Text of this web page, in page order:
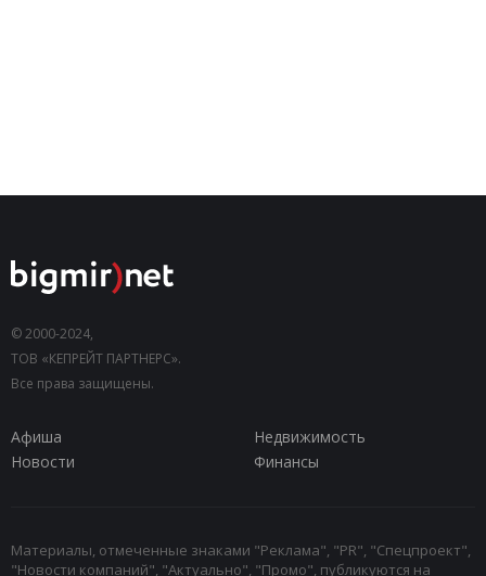
© 2000-2024,
ТОВ «КЕПРЕЙТ ПАРТНЕРС».
Все права защищены.
Афиша
Недвижимость
Новости
Финансы
Материалы, отмеченные знаками "Реклама", "PR", "Спецпроект",
"Новости компаний", "Актуально", "Промо", публикуются на